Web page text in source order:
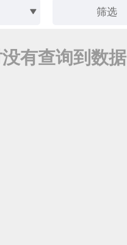
筛选
有查询到数据